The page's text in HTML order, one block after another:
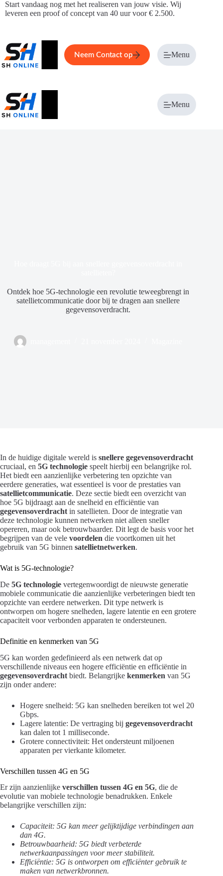
Ga
naar
Start vandaag nog met het realiseren van jouw visie. Wij
leveren een proof of concept van 40 uur voor € 2.500.
Home Service Over ons
Neem Contact op Menu
Menu
Ontdek hoe 5G-technologie een revolutie teweegbrengt in
satellietcommunicatie door bij te dragen aan snellere
gegevensoverdracht.
In de huidige digitale wereld is snellere gegevensoverdracht
cruciaal, en 5G technologie speelt hierbij een belangrijke rol.
Het biedt een aanzienlijke verbetering ten opzichte van
eerdere generaties, wat essentieel is voor de prestaties van
satellietcommunicatie. Deze sectie biedt een overzicht van
hoe 5G bijdraagt aan de snelheid en efficiëntie van
gegevensoverdracht in satellieten. Door de integratie van
deze technologie kunnen netwerken niet alleen sneller
opereren, maar ook betrouwbaarder. Dit legt de basis voor het
begrijpen van de vele voordelen die voortkomen uit het
gebruik van 5G binnen satellietnetwerken.
Wat is 5G-technologie?
De 5G technologie vertegenwoordigt de nieuwste generatie
mobiele communicatie die aanzienlijke verbeteringen biedt ten
opzichte van eerdere netwerken. Dit type netwerk is
ontworpen om hogere snelheden, lagere latentie en een grotere
capaciteit voor verbonden apparaten te ondersteunen.
Definitie en kenmerken van 5G
5G kan worden gedefinieerd als een netwerk dat op
verschillende niveaus een hogere efficiëntie en efficiëntie in
gegevensoverdracht biedt. Belangrijke kenmerken van 5G
zijn onder andere:
Hogere snelheid: 5G kan snelheden bereiken tot wel 20
Gbps.
Lagere latentie: De vertraging bij gegevensoverdracht
kan dalen tot 1 milliseconde.
Grotere connectiviteit: Het ondersteunt miljoenen
apparaten per vierkante kilometer.
Verschillen tussen 4G en 5G
Er zijn aanzienlijke verschillen tussen 4G en 5G, die de
evolutie van mobiele technologie benadrukken. Enkele
belangrijke verschillen zijn:
Capaciteit: 5G kan meer gelijktijdige verbindingen aan
dan 4G.
Betrouwbaarheid: 5G biedt verbeterde
netwerkaanpassingen voor meer stabiliteit.
Efficiëntie: 5G is ontworpen om efficiënter gebruik te
maken van netwerkbronnen.